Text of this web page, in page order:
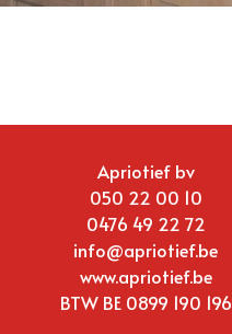
Apriotief bv
050 22 00 10
0476 49 22 72
info@apriotief.be
www.apriotief.be
BTW BE 0899 190 196